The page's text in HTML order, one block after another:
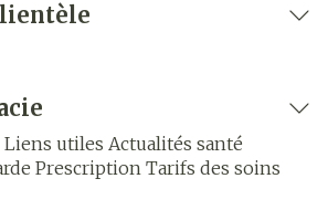
Liens utiles Actualités santé
Prescription Tarifs des soins